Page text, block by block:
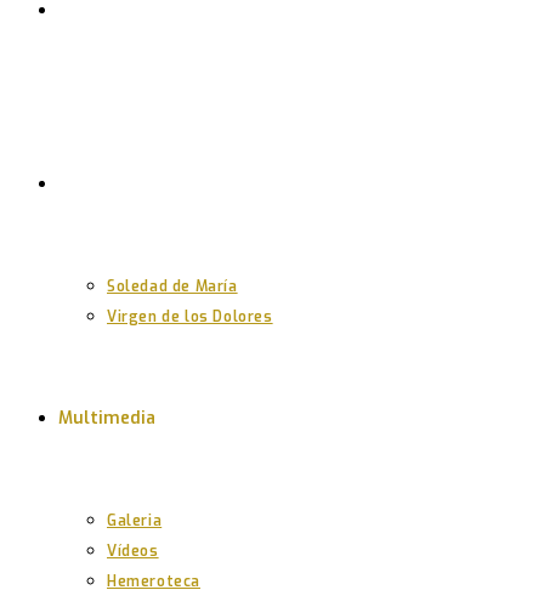
Soledad de María
Virgen de los Dolores
Multimedia
Galeria
Vídeos
Hemeroteca